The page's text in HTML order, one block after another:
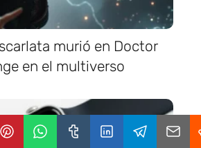
murió en Doctor
en el multiverso